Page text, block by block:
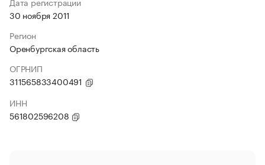
30 ноября 2011
Регион
Оренбургская область
ОГРНИП
311565833400491
ИНН
561802596208